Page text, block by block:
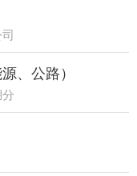
、公路）